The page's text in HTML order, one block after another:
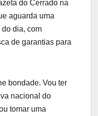
do Cerrado na
aguarda uma
dia, com
de garantias para
bondade. Vou ter
nacional do
tomar uma